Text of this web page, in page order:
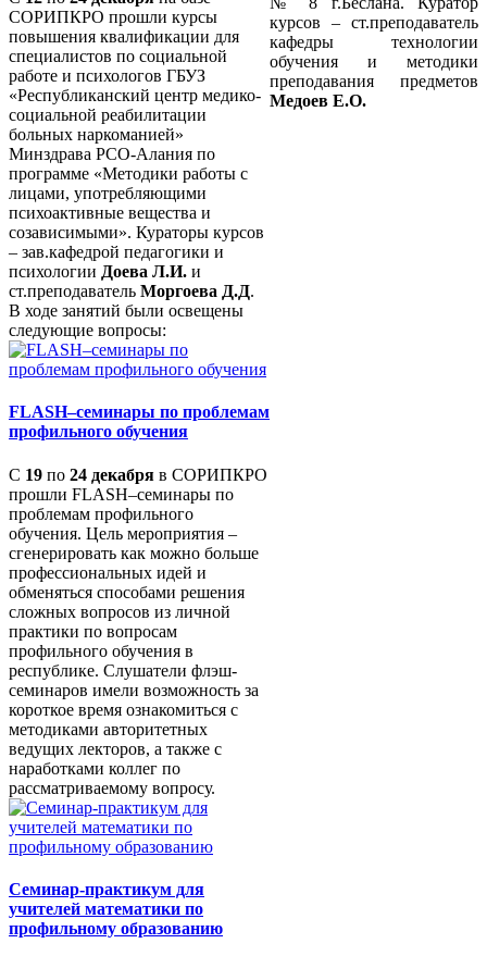
СОРИПКРО прошли курсы
повышения квалификации для
специалистов по социальной
работе и психологов ГБУЗ
«Республиканский центр медико-
социальной реабилитации
больных наркоманией»
Минздрава РСО-Алания по
программе «Методики работы с
лицами, употребляющими
психоактивные вещества и
созависимыми». Кураторы курсов
– зав.кафедрой педагогики и
психологии Доева Л.И. и
ст.преподаватель Моргоева Д.Д.
В ходе занятий были освещены
следующие вопросы:
FLASH–семинары по проблемам
профильного обучения
С 19 по 24 декабря в СОРИПКРО
прошли FLASH–семинары по
проблемам профильного
обучения. Цель мероприятия –
сгенерировать как можно больше
профессиональных идей и
обменяться способами решения
сложных вопросов из личной
практики по вопросам
профильного обучения в
республике. Слушатели флэш-
семинаров имели возможность за
короткое время ознакомиться с
методиками авторитетных
ведущих лекторов, а также с
наработками коллег по
рассматриваемому вопросу.
Семинар-практикум для
учителей математики по
профильному образованию
курсов – ст.преподаватель
кафедры технологии
обучения и методики
преподавания предметов
Медоев Е.О.